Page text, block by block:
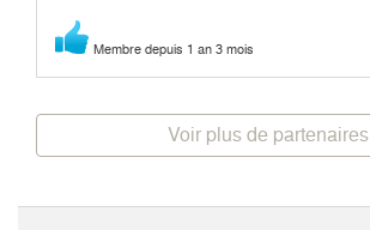
Membre depuis 1 an 3 mois
Voir plus de partenaires